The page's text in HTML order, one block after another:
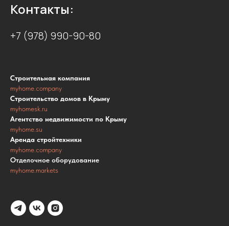
Контакты:
+7 (978) 990-90-80
Строительная компания
myhome.company
Строительство домов в Крыму
myhomesk.ru
Агентство недвижимости по Крыму
myhome.su
Аренда стройтехники
myhome.company
Отделочное оборудование
myhome.markets